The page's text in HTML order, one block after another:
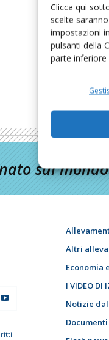
Clicca qui
scelte
impostazioni
pulsanti della
parte inferiore
sul
Altri
Economia
I VIDEO DI
Notizie
Documenti